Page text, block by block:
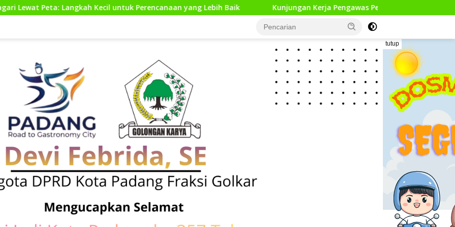
Perencanaan yang Lebih Baik Kunjungan Kerja Pengawas Pendidikan Dasar di 13 Kecamatan Rampung,
tutup